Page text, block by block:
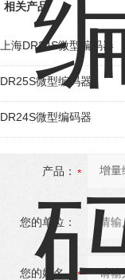
相关产品
上海DR24S微型编码器
DR25S微型编码器
DR24S微型编码器
产品：
您的单位：
您的姓名：